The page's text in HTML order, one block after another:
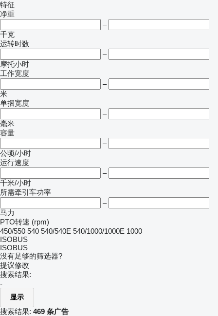
特征
净重
–
千克
运转时数
–
摩托小时
工作宽度
–
米
单捆宽度
–
毫米
容量
–
公顷/小时
运行速度
–
千米/小时
所需牵引车功率
–
马力
PTO转速 (rpm)
450/550 540 540/540E 540/1000/1000E 1000
ISOBUS
ISOBUS
没有足够的筛选器?
提议修改
搜索结果:
-
显示
搜索结果: 469 条广告